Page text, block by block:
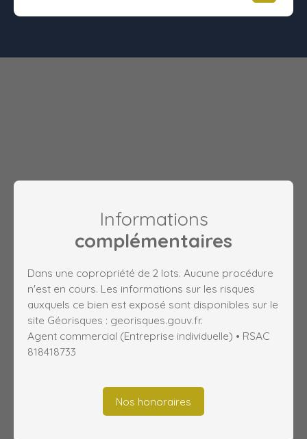
Informations
complémentaires
Dans une copropriété de 2 lots. Aucune procédure
n'est en cours. Les informations sur les risques
auxquels ce bien est exposé sont disponibles sur le
site Géorisques : georisques.gouv.fr.
Agent commercial (Entreprise individuelle) • RSAC
818418733
Nos honoraires